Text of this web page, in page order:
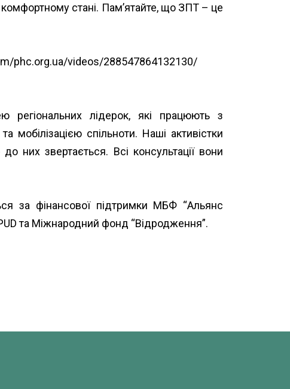
стані. Памʼятайте, що ЗПТ – це
phc.org.ua/videos/288547864132130/
лідерок, які працюють з
мобілізацією спільноти. Наші активістки
них звертається. Всі консультації вони
за фінансової підтримки МБФ “Альянс
та Міжнародний фонд “Відродження”.